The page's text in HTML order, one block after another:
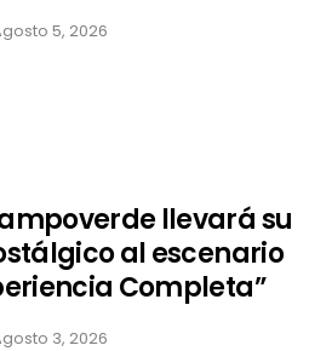
5, 2026
llevará su
al escenario
Completa”
3, 2026